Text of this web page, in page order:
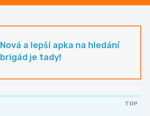
Nová a lepší apka na hledání
brigád je tady!
TOP